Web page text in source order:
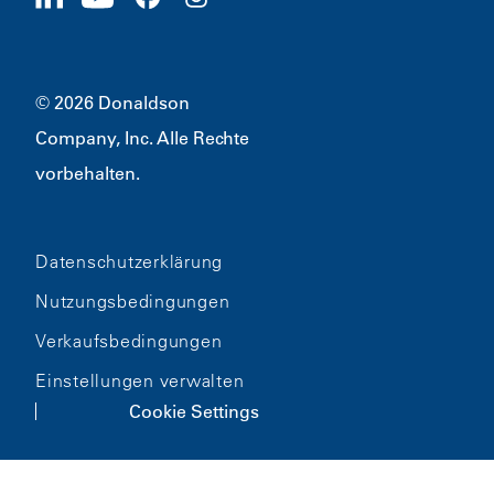
© 2026 Donaldson
Company, Inc. Alle Rechte
vorbehalten.
Datenschutzerklärung
Nutzungsbedingungen
Verkaufsbedingungen
Einstellungen verwalten
Cookie Settings